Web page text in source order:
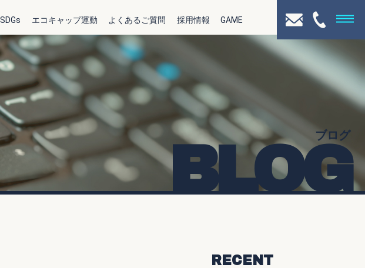
SDGs エコキャップ運動 よくあるご質問 採用情報 GAME
ブログ
BLOG
RECENT